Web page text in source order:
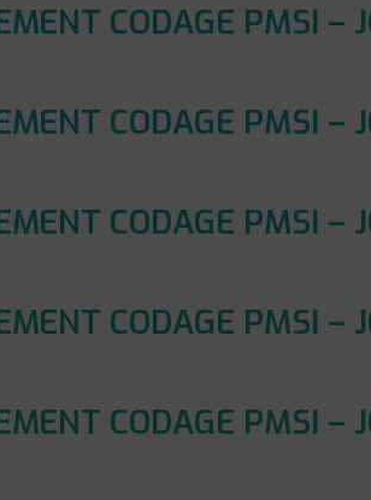
CODAGE PMSI –
CODAGE PMSI –
CODAGE PMSI –
CODAGE PMSI –
CODAGE PMSI –